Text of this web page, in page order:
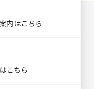
内はこちら
こちら